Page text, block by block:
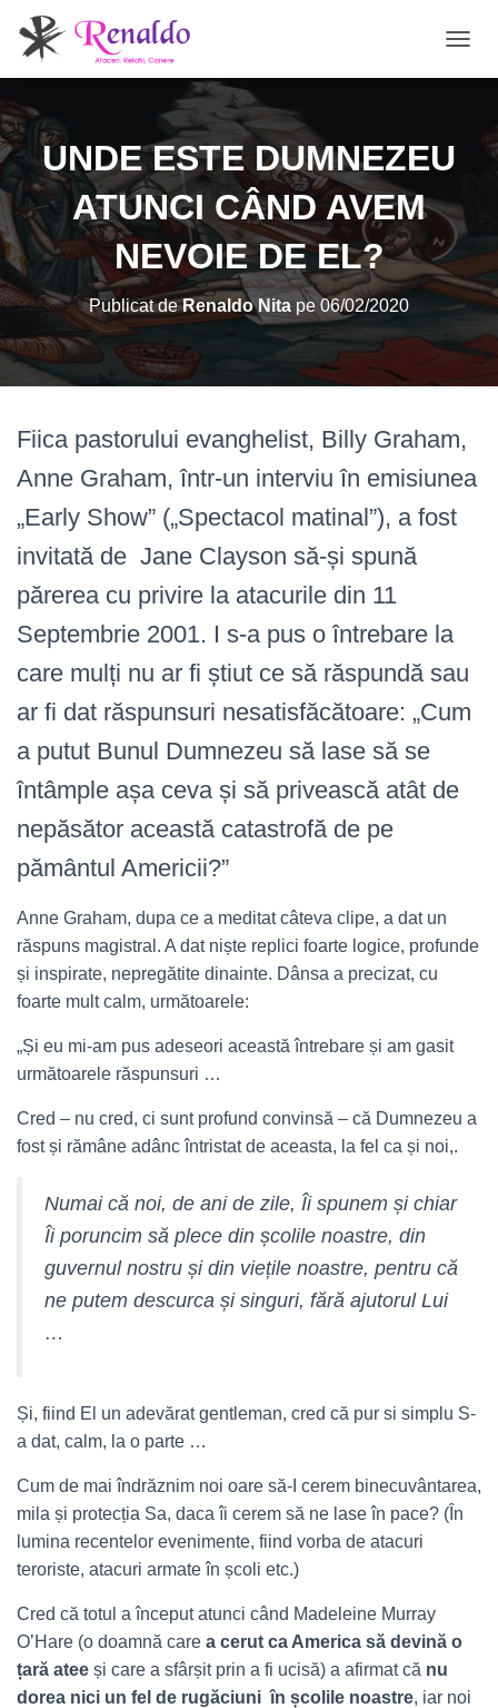
O
A
V
A
R
A
UNDE ESTE DUMNEZEU
ATUNCI CÂND AVEM
NEVOIE DE EL?
Publicat deRenaldo Nita pe 06/02/2020
Fiica pastorului evanghelist, Billy Graham,
Anne Graham, într-un interviu în emisiunea
„Early Show” („Spectacol matinal”), a fost
invitată de Jane Clayson să-și spună
părerea cu privire la atacurile din 11
Septembrie 2001. I s-a pus o întrebare la
care mulți nu ar fi știut ce să răspundă sau
ar fi dat răspunsuri nesatisfăcătoare: „Cum
a putut Bunul Dumnezeu să lase să se
întâmple așa ceva și să privească atât de
nepăsător această catastrofă de pe
pământul Americii?”
Anne Graham, dupa ce a meditat câteva clipe, a dat un
răspuns magistral. A dat niște replici foarte logice, profunde
și inspirate, nepregătite dinainte. Dânsa a precizat, cu
foarte mult calm, următoarele:
„Și eu mi-am pus adeseori această întrebare și am gasit
următoarele răspunsuri …
Cred – nu cred, ci sunt profund convinsă – că Dumnezeu a
fost și rămâne adânc întristat de aceasta, la fel ca și noi,.
Numai că noi, de ani de zile, Îi spunem și chiar
Îi poruncim să plece din școlile noastre, din
guvernul nostru și din viețile noastre, pentru că
ne putem descurca și singuri, fără ajutorul Lui
…
Și, fiind El un adevărat gentleman, cred că pur si simplu S-
a dat, calm, la o parte …
Cum de mai îndrăznim noi oare să-I cerem binecuvântarea,
mila și protecția Sa, daca îi cerem să ne lase în pace? (În
lumina recentelor evenimente, fiind vorba de atacuri
teroriste, atacuri armate în școli etc.)
Cred că totul a început atunci când Madeleine Murray
O’Hare (o doamnă care a cerut ca America să devină o
țară atee și care a sfârșit prin a fi ucisă) a afirmat că nu
dorea nici un fel de rugăciuni în școlile noastre, iar noi